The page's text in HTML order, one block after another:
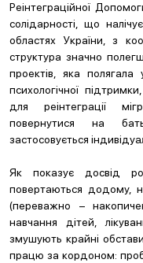
Реінтеграційної
солідарності, що
областях України, з
структура значно
проектів, яка полягала
психологічної
для реінтеграції
повернутися на
застосовується
Як показує досвід
повертаються додому,
(переважно –
навчання дітей,
змушують крайні
працю за кордоном: